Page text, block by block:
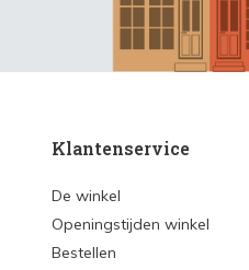
Klantenservice
De winkel
Openingstijden winkel
Bestellen